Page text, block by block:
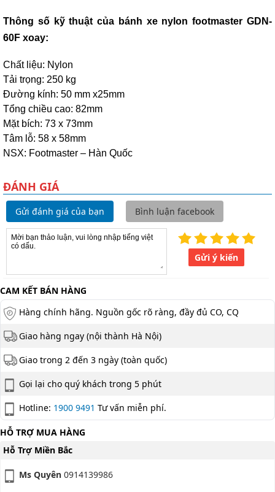
Thông số kỹ thuật của bánh xe nylon footmaster GDN-
60F xoay:
Chất liệu: Nylon
Tải trọng: 250 kg
Đường kính: 50 mm x25mm
Tổng chiều cao: 82mm
Mặt bích: 73 x 73mm
Tâm lỗ: 58 x 58mm
NSX: Footmaster – Hàn Quốc
ĐÁNH GIÁ
Gửi đánh giá của bạn Bình luận facebook
Gửi ý kiến
CAM KẾT BÁN HÀNG
Hàng chính hãng. Nguồn gốc rõ ràng, đầy đủ CO, CQ
Giao hàng ngay (nội thành Hà Nội)
Giao trong 2 đến 3 ngày (toàn quốc)
Gọi lại cho quý khách trong 5 phút
Hotline: 1900 9491 Tư vấn miễn phí.
HỖ TRỢ MUA HÀNG
Hỗ Trợ Miền Bắc
Ms Quyên 0914139986